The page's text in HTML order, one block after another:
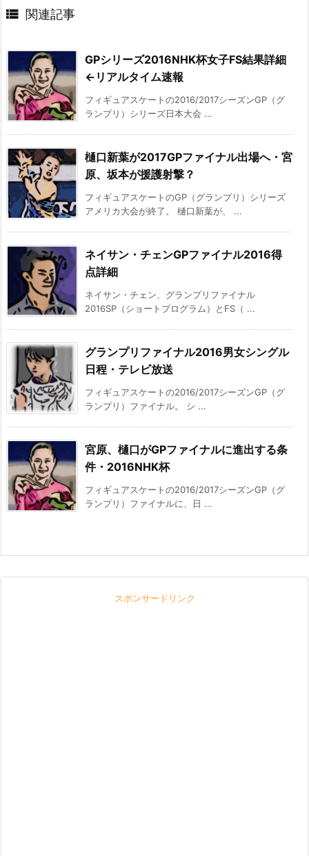
 関連記事
GPシリーズ2016NHK杯女子FS結果詳細
←リアルタイム速報
フィギュアスケートの2016/2017シーズンGP（グ
ランプリ）シリーズ日本大会 ...
樋口新葉が2017GPファイナル出場へ・宮
原、坂本が援護射撃？
フィギュアスケートのGP（グランプリ）シリーズ
アメリカ大会が終了。 樋口新葉が、 ...
ネイサン・チェンGPファイナル2016得
点詳細
ネイサン・チェン、グランプリファイナル
2016SP（ショートプログラム）とFS（ ...
グランプリファイナル2016男女シングル
日程・テレビ放送
フィギュアスケートの2016/2017シーズンGP（グ
ランプリ）ファイナル。 シ ...
宮原、樋口がGPファイナルに進出する条
件・2016NHK杯
フィギュアスケートの2016/2017シーズンGP（グ
ランプリ）ファイナルに、日 ...
スポンサードリンク